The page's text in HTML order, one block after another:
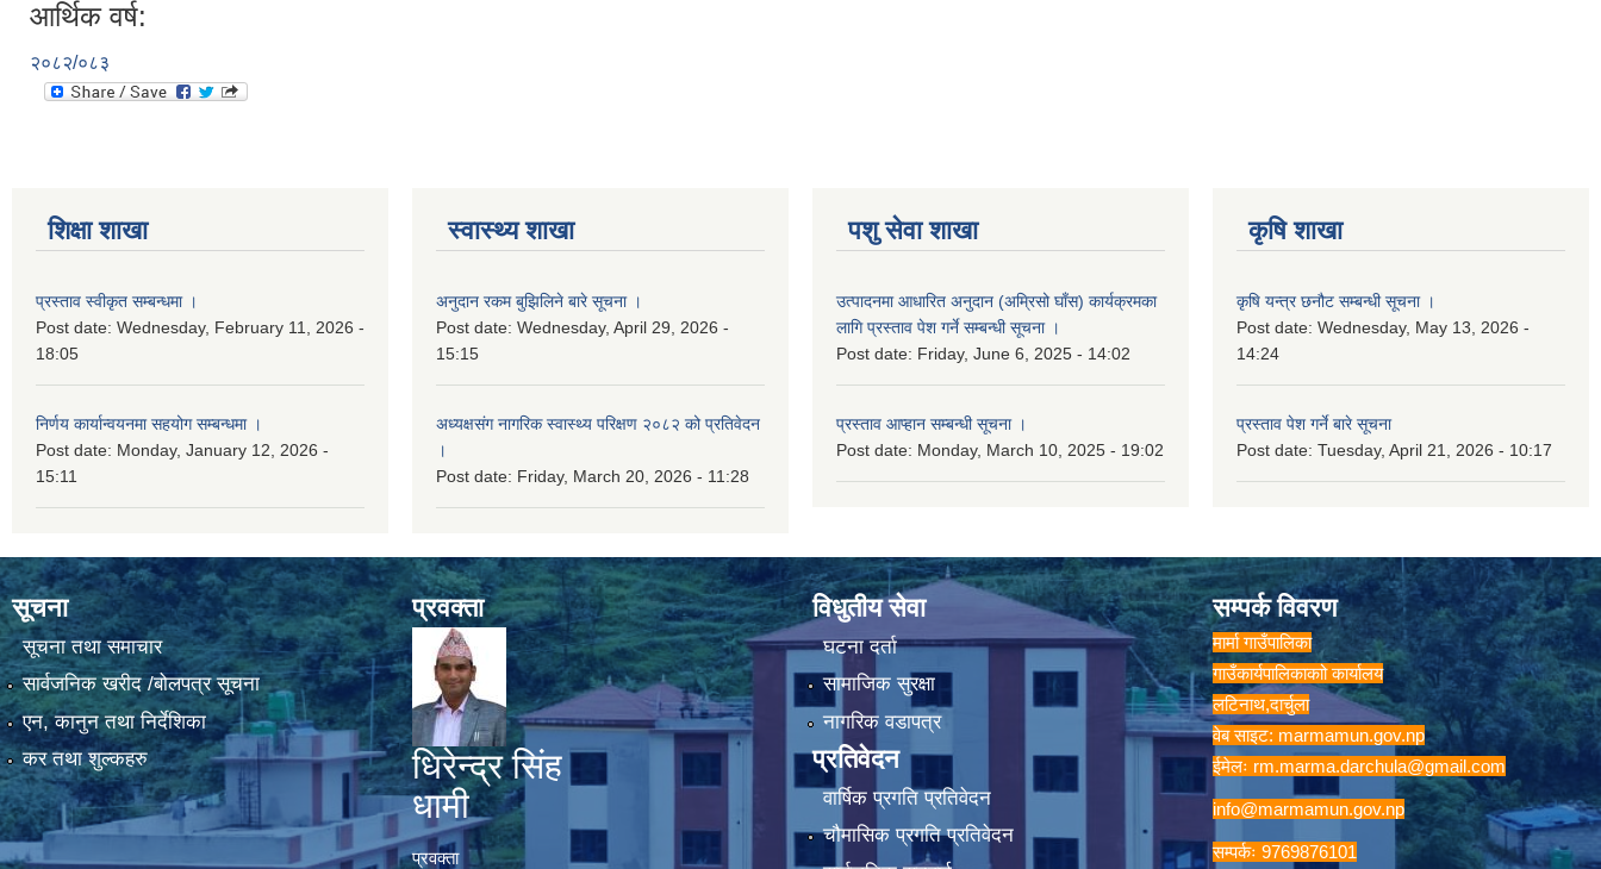
आर्थिक वर्ष:
२०८२/०८३
शिक्षा शाखा
प्रस्ताव स्वीकृत सम्बन्धमा ।
Post date: Wednesday, February 11, 2026 -
18:05
निर्णय कार्यान्वयनमा सहयोग सम्बन्धमा ।
Post date: Monday, January 12, 2026 -
15:11
स्वास्थ्य शाखा
अनुदान रकम बुझिलिने बारे सूचना ।
Post date: Wednesday, April 29, 2026 -
15:15
अध्यक्षसंग नागरिक स्वास्थ्य परिक्षण २०८२ को प्रतिवेदन
।
Post date: Friday, March 20, 2026 - 11:28
पशु सेवा शाखा
उत्पादनमा आधारित अनुदान (अम्रिसो घाँस) कार्यक्रमका
लागि प्रस्ताव पेश गर्ने सम्बन्धी सूचना ।
Post date: Friday, June 6, 2025 - 14:02
प्रस्ताव आप्हान सम्बन्धी सूचना ।
Post date: Monday, March 10, 2025 - 19:02
कृषि शाखा
कृषि यन्त्र छनौट सम्बन्धी सूचना ।
Post date: Wednesday, May 13, 2026 -
14:24
प्रस्ताव पेश गर्ने बारे सूचना
Post date: Tuesday, April 21, 2026 - 10:17
सूचना
सूचना तथा समाचार
सार्वजनिक खरीद /बोलपत्र सूचना
एन, कानुन तथा निर्देशिका
कर तथा शुल्कहरु
प्रवक्ता
धिरेन्द्र सिंह
धामी
प्रवक्ता
विधुतीय सेवा
घटना दर्ता
सामाजिक सुरक्षा
नागरिक वडापत्र
प्रतिवेदन
वार्षिक प्रगति प्रतिवेदन
चौमासिक प्रगति प्रतिवेदन
सम्पर्क विवरण
मार्मा गाउँपालिका
गाउँकार्यपालिकाकाो कार्यालय
लटिनाथ,दार्चुला
वेब साइट: marmamun.gov.np
ईमेलः rm.marma.darchula@gmail.com
info@marmamun.gov.np
सम्पर्कः 9769876101